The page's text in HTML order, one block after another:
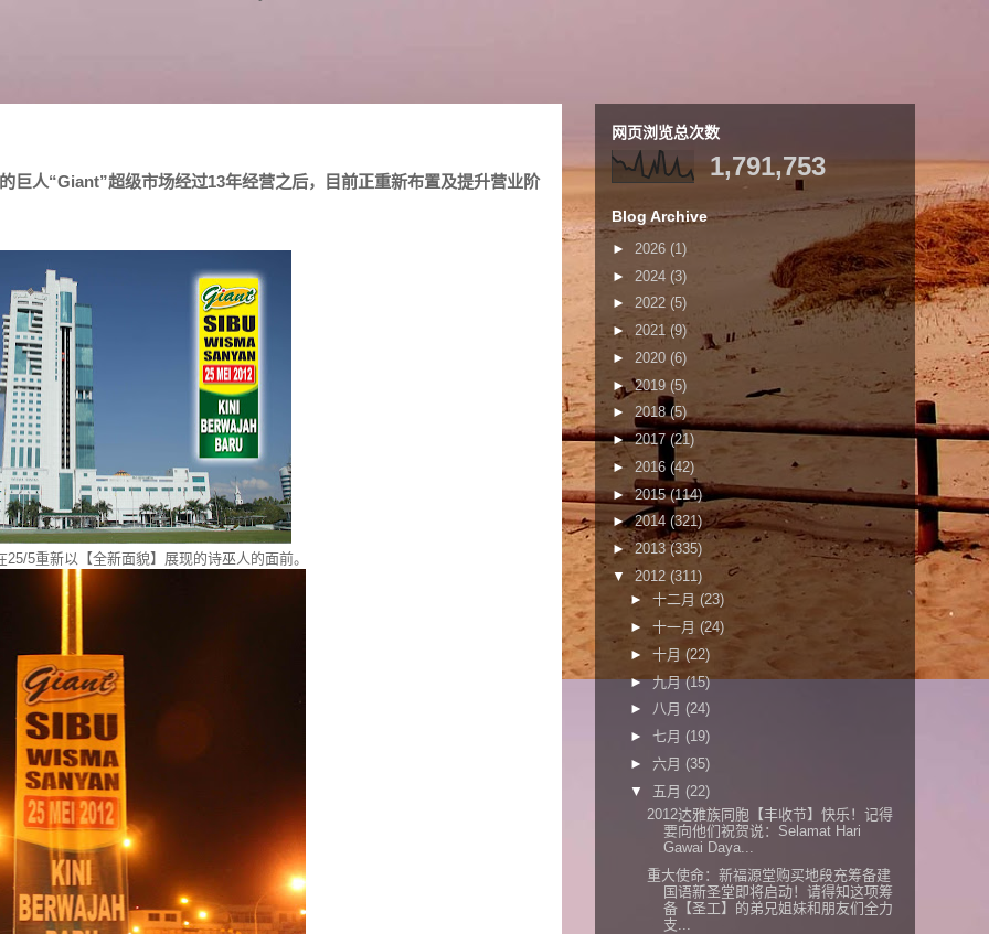
巨人“Giant”超级市场经过13年经营之后，目前正重新布置及提升营业阶
5重新以【全新面貌】展现的诗巫人的面前。
网页浏览总次数
1,791,753
Blog Archive
► 2026 (1)
► 2024 (3)
► 2022 (5)
► 2021 (9)
► 2020 (6)
►2019 (5)
► 2018(5)
►2017(21)
►2016 (42)
►2015(114)
►2014 (321)
►2013(335)
▼ 2012 (311)
► 十二月 (23)
► 十一月 (24)
► 十月 (22)
►九月(15)
► 八月 (24)
► 七月 (19)
► 六月 (35)
▼ 五月 (22)
2012达雅族同胞【丰收节】快乐！记得
要向他们祝贺说：Selamat Hari
Gawai Daya...
重大使命：新福源堂购买地段充筹备建
国语新圣堂即将启动！请得知这项筹
备【圣工】的弟兄姐妹和朋友们全力
支...